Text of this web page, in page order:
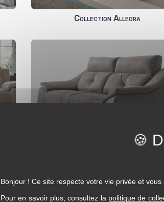
Collection Allegra
Bonjour ! Ce site respecte votre vie privée et
Pour en savoir plus, consultez la politique de